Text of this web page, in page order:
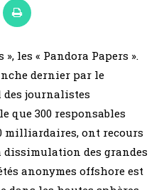
les « Pandora Papers ».
dernier par le
journalistes
que 300 responsables
milliardaires, ont recours
dissimulation des grandes
anonymes offshore est